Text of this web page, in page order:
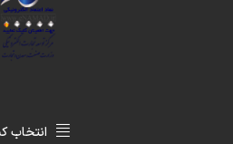
انتخاب